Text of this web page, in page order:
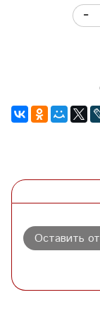
Оставить